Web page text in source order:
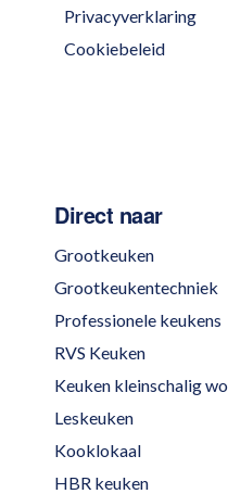
Privacyverklaring
Cookiebeleid
Direct naar
Grootkeuken
Grootkeukentechniek
Professionele keukens
RVS Keuken
Keuken kleinschalig
Leskeuken
Kooklokaal
HBR keuken